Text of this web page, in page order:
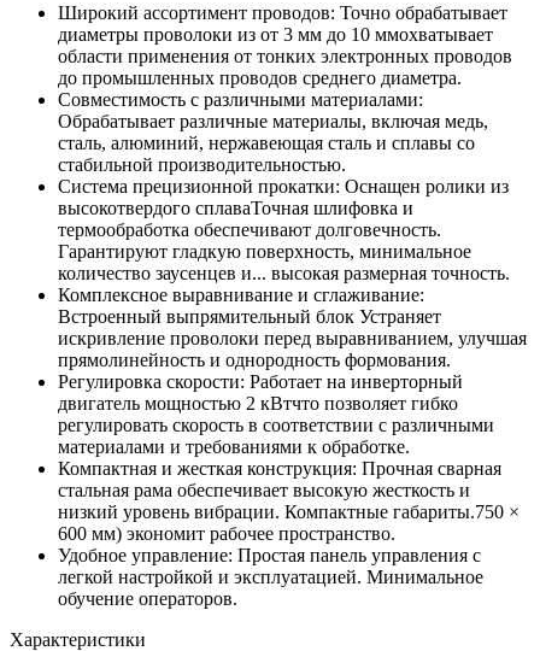
Широкий ассортимент проводов: Точно обрабатывает
диаметры проволоки из от 3 мм до 10 ммохватывает
области применения от тонких электронных проводов
до промышленных проводов среднего диаметра.
Совместимость с различными материалами:
Обрабатывает различные материалы, включая медь,
сталь, алюминий, нержавеющая сталь и сплавы со
стабильной производительностью.
Система прецизионной прокатки: Оснащен ролики из
высокотвердого сплаваТочная шлифовка и
термообработка обеспечивают долговечность.
Гарантируют гладкую поверхность, минимальное
количество заусенцев и... высокая размерная точность.
Комплексное выравнивание и сглаживание:
Встроенный выпрямительный блок Устраняет
искривление проволоки перед выравниванием, улучшая
прямолинейность и однородность формования.
Регулировка скорости: Работает на инверторный
двигатель мощностью 2 кВтчто позволяет гибко
регулировать скорость в соответствии с различными
материалами и требованиями к обработке.
Компактная и жесткая конструкция: Прочная сварная
стальная рама обеспечивает высокую жесткость и
низкий уровень вибрации. Компактные габариты.750 ×
600 мм) экономит рабочее пространство.
Удобное управление: Простая панель управления с
легкой настройкой и эксплуатацией. Минимальное
обучение операторов.
Характеристики